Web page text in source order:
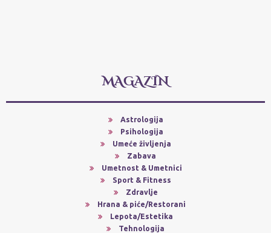
MAGAZIN
Astrologija
Psihologija
Umeće življenja
Zabava
Umetnost & Umetnici
Sport & Fitness
Zdravlje
Hrana & piće/Restorani
Lepota/Estetika
Tehnologija